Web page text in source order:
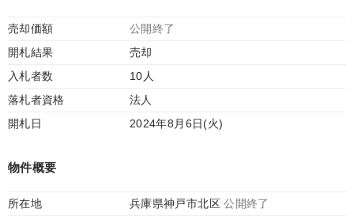
売却価額
公開終了
開札結果
売却
入札者数
10人
落札者資格
法人
開札日
2024年8月6日(火)
物件概要
所在地 兵庫県神戸市北区公開終了